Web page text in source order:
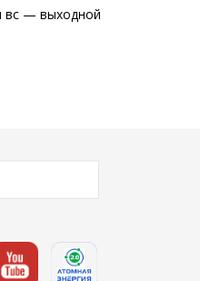
вс — выходной